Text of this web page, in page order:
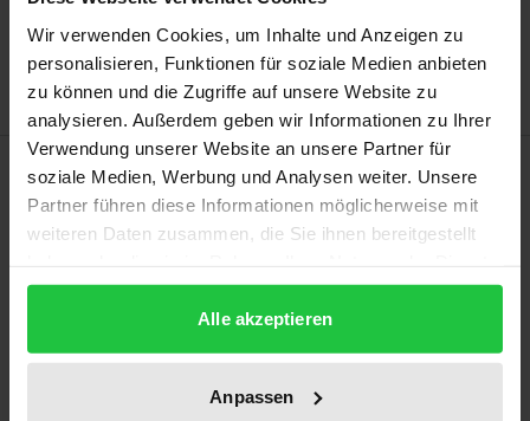
Wir verwenden Cookies, um Inhalte und Anzeigen zu
personalisieren, Funktionen für soziale Medien anbieten
zu können und die Zugriffe auf unsere Website zu
analysieren. Außerdem geben wir Informationen zu Ihrer
Verwendung unserer Website an unsere Partner für
soziale Medien, Werbung und Analysen weiter. Unsere
Partner führen diese Informationen möglicherweise mit
weiteren Daten zusammen, die Sie ihnen bereitgestellt
gesammelt haben.
Alle akzeptieren
Anpassen
Hinweise zu Versandkosten
Beschreibung
Das Werk behandelt die rechtlichen
Diskussionsstände und Lösungsansätze vorgestellt
werden. Der Fokus wird dabei vor allem auf
neuartige Wechselwirkungen zwischen